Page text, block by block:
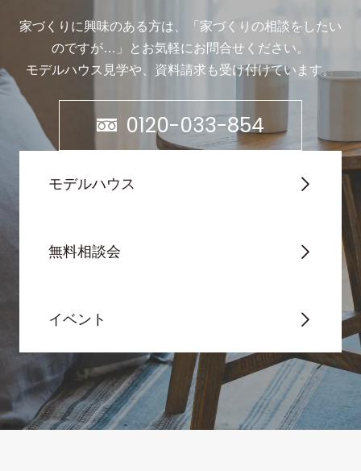
家づくりに興味のある方は、「家づくりの相談をしたい
のですが…」と お気軽にお問合せください。
モデルハウス見学や、資料請求も受け付けています。
0120-033-854
モデルハウス
無料相談会
イベント